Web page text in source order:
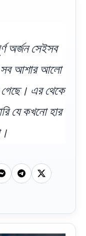
অর্জন সেইসব
সব আশার আলো
গেছে। এর থেকে
যে কখনো হার